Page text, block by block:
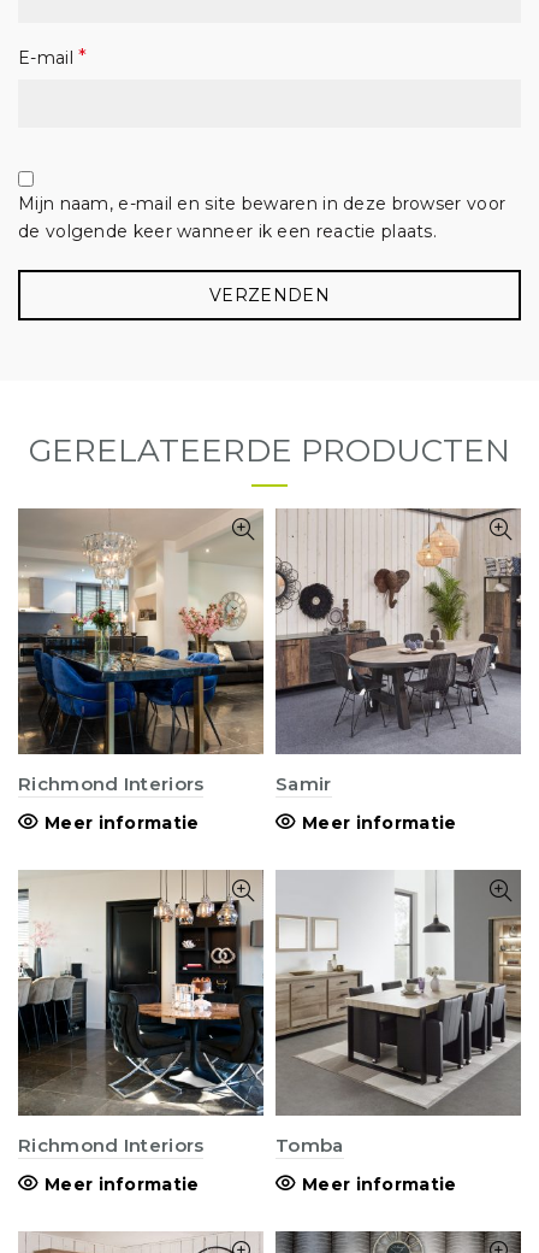
E-mail*
Mijn naam, e-mail en site bewaren in deze browser voor
de volgende keer wanneer ik een reactie plaats.
GERELATEERDE PRODUCTEN
Richmond Interiors
Meer informatie
Samir
Meer informatie
Richmond Interiors
Meer informatie
Tomba
Meer informatie